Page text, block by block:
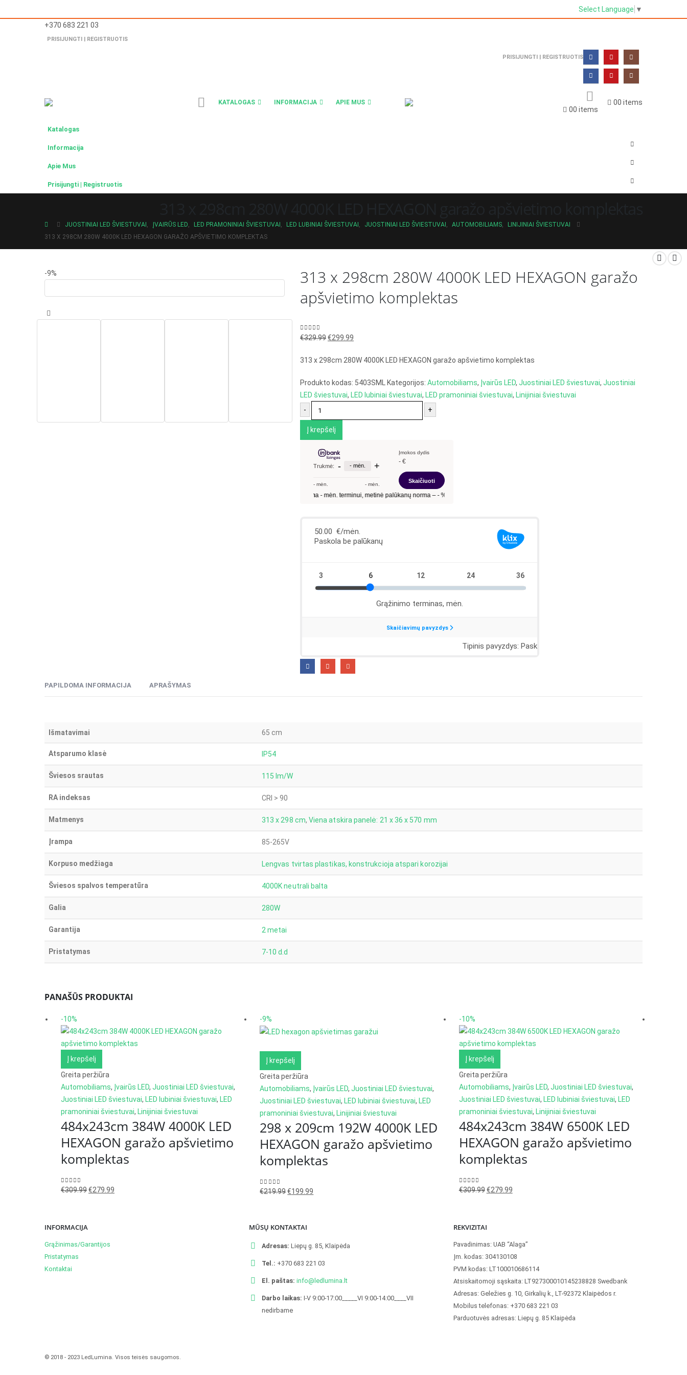
Select Language ▼
+370 683 221 03
PRISIJUNGTI | REGISTRUOTIS
PRISIJUNGTI | REGISTRUOTIS
KATALOGAS INFORMACIJA APIE MUS
00 items
00 items
Katalogas
Informacija
Apie Mus
Prisijungti | Registruotis
JUOSTINIAI LED ŠVIESTUVAI , ĮVAIRŪS LED, LED PRAMONINIAI ŠVIESTUVAI , LED LUBINIAI ŠVIESTUVAI , JUOSTINIAI LED ŠVIESTUVAI , AUTOMOBILIAMS,
LINIJINIAI ŠVIESTUVAI
313 X 298CM 280W 4000K LED HEXAGON GARAŽO APŠVIETIMO KOMPLEKTAS
-9%
313 x 298cm 280W 4000K LED HEXAGON garažo
apšvietimo komplektas
0out of 5
€329.99Original
was:
€299.99
is:
313 x 298cm 280W 4000K LED HEXAGON garažo apšvietimo komplektas
Produkto kodas: 5403SML Kategorijos: Automobiliams, Įvairūs LED, Juostiniai LED šviestuvai, Juostiniai
LED šviestuvai, LED lubiniai šviestuvai, LED pramoniniai šviestuvai, Linijiniai šviestuvai
-
+
Į krepšelį
PAPILDOMA INFORMACIJA APRAŠYMAS
Išmatavimai 65 cm
Atsparumo klasė IP54
Šviesos srautas 115 lm/W
RA indeksas CRI > 90
Matmenys 313 x 298 cm, Viena atskira panelė: 21 x 36 x 570 mm
Įrampa 85-265V
Korpuso medžiaga Lengvas tvirtas plastikas, konstrukcioja atspari korozijai
Šviesos spalvos temperatūra 4000K neutrali balta
Galia 280W
Garantija 2 metai
Pristatymas 7-10 d.d
PANAŠŪS PRODUKTAI
-10%
Į krepšelį
Greita peržiūra
Automobiliams, Įvairūs LED, Juostiniai LED šviestuvai,
Juostiniai LED šviestuvai, LED lubiniai šviestuvai, LED
pramoniniai šviestuvai, Linijiniai šviestuvai
484x243cm 384W 4000K LED
HEXAGON garažo apšvietimo
komplektas
0out of 5
€309.99Original
€279.99
-9%
Į krepšelį
Greita peržiūra
Automobiliams, Įvairūs LED,Juostiniai LED šviestuvai,
Juostiniai LED šviestuvai, LED lubiniai šviestuvai, LED
pramoniniai šviestuvai, Linijiniai šviestuvai
298 x 209cm 192W 4000K LED
HEXAGON garažo apšvietimo
komplektas
0out of 5
€219.99Original
€219.99.
€199.99
-10%
Į krepšelį
Greita peržiūra
Automobiliams, Įvairūs LED, Juostiniai LED šviestuvai,
Juostiniai LED šviestuvai, LED lubiniai šviestuvai, LED
pramoniniai šviestuvai, Linijiniai šviestuvai
484x243cm 384W 6500K LED
HEXAGON garažo apšvietimo
komplektas
0out of 5
€309.99 Original
€309.99.
€279.99Current
INFORMACIJA
Grąžinimas/Garantijos
Pristatymas
Kontaktai
MŪSŲ KONTAKTAI
Adresas: Liepų g. 85, Klaipėda
Tel.: +370 683 221 03
El. paštas: info@ledlumina.lt
Darbo laikas: I-V 9:00-17:00_____VI 9:00-14:00____VII
nedirbame
REKVIZITAI
Pavadinimas: UAB “Alaga”
Įm. kodas: 304130108
PVM kodas: LT100010686114
Atsiskaitomoji sąskaita: LT927300010145238828 Swedbank
Adresas: Geležies g. 10, Girkalių k., LT-92372 Klaipėdos r.
Mobilus telefonas: +370 683 221 03
Parduotuvės adresas: Liepų g. 85 Klaipėda
© 2018 - 2023 LedLumina. Visos teisės saugomos.